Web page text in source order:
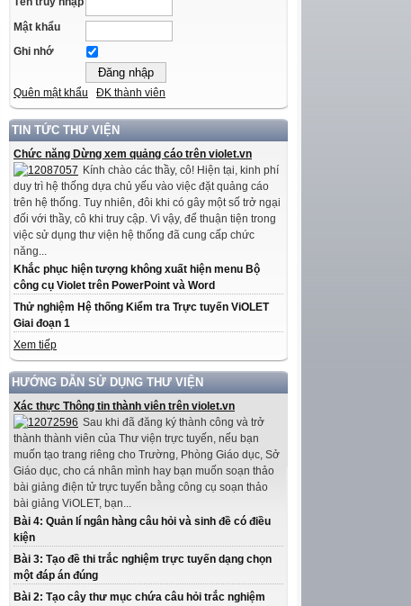
Mật khẩu
Ghi nhớ
Quên mật khẩu ĐK thành viên
TIN TỨC THƯ VIỆN
Chức năng Dừng xem quảng cáo trên violet.vn
Kính chào các thầy, cô! Hiện tại, kinh phí
duy trì hệ thống dựa chủ yếu vào việc đặt quảng cáo
trên hệ thống. Tuy nhiên, đôi khi có gây một số trở ngại
đối với thầy, cô khi truy cập. Vì vậy, để thuận tiện trong
việc sử dụng thư viện hệ thống đã cung cấp chức
năng...
Khắc phục hiện tượng không xuất hiện menu Bộ
công cụ Violet trên PowerPoint và Word
Thử nghiệm Hệ thống Kiểm tra Trực tuyến ViOLET
Giai đoạn 1
Xem tiếp
HƯỚNG DẪN SỬ DỤNG THƯ VIỆN
Xác thực Thông tin thành viên trên violet.vn
Sau khi đã đăng ký thành công và trở
thành thành viên của Thư viện trực tuyến, nếu bạn
muốn tạo trang riêng cho Trường, Phòng Giáo dục, Sở
Giáo dục, cho cá nhân mình hay bạn muốn soạn thảo
bài giảng điện tử trực tuyến bằng công cụ soạn thảo
bài giảng ViOLET, bạn...
Bài 4: Quản lí ngân hàng câu hỏi và sinh đề có điều
kiện
Bài 3: Tạo đề thi trắc nghiệm trực tuyến dạng chọn
một đáp án đúng
Bài 2: Tạo cây thư mục chứa câu hỏi trắc nghiệm